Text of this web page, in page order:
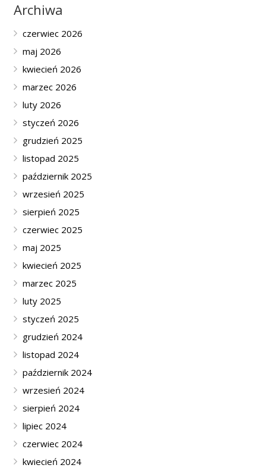
Archiwa
czerwiec 2026
maj 2026
kwiecień 2026
marzec 2026
luty 2026
styczeń 2026
grudzień 2025
listopad 2025
październik 2025
wrzesień 2025
sierpień 2025
czerwiec 2025
maj 2025
kwiecień 2025
marzec 2025
luty 2025
styczeń 2025
grudzień 2024
listopad 2024
październik 2024
wrzesień 2024
sierpień 2024
lipiec 2024
czerwiec 2024
kwiecień 2024